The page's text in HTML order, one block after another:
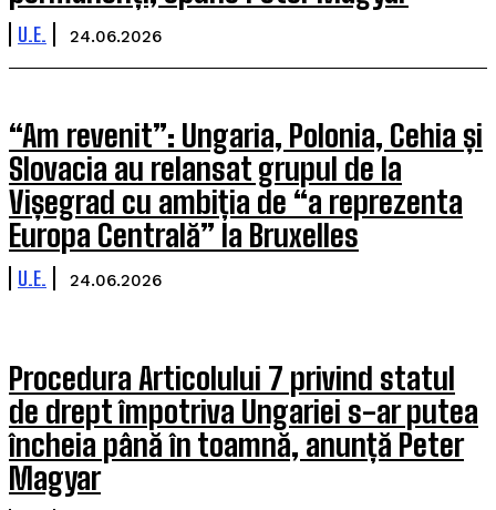
U.E. 24.06.2026
“Am revenit”: Ungaria, Polonia, Cehia și
Slovacia au relansat grupul de la
Vișegrad cu ambiția de “a reprezenta
Europa Centrală” la Bruxelles
U.E. 24.06.2026
Procedura Articolului 7 privind statul
de drept împotriva Ungariei s-ar putea
încheia până în toamnă, anunță Peter
Magyar